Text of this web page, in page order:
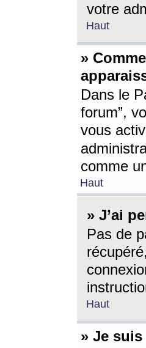
votre
Haut
»
Dans le
forum”,
vous
comme
Haut
» J’ai
Pas de
Haut
» Je